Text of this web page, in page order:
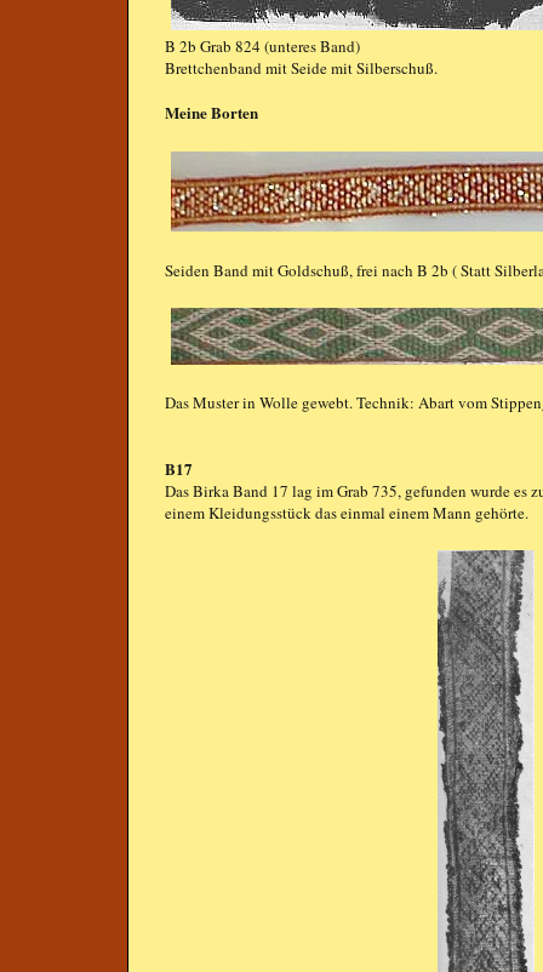
B 2b Grab 824 (unteres Band)
Brettchenband mit Seide mit Silberschuß.
Meine Borten
Seiden Band mit Goldschuß, frei nach B 2b ( Statt
Das Muster in Wolle gewebt. Technik: Abart vom
B17
Das Birka Band 17 lag im Grab 735, gefunden wurde es
einem Kleidungsstück das einmal einem Mann gehörte.